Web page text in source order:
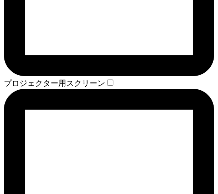
プロジェクター用スクリーン